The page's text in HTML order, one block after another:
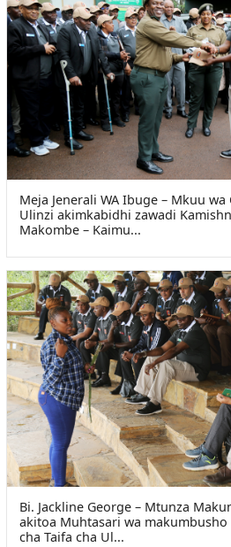
Meja Jenerali WA Ibuge – Mkuu wa
Ulinzi akimkabidhi zawadi
Makombe – Kaimu...
Bi. Jackline George – Mtunza
akitoa Muhtasari wa makumbusho
cha Taifa cha Ul...